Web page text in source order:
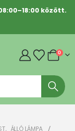
között.
0
, ÁLLÓ LÁMPA